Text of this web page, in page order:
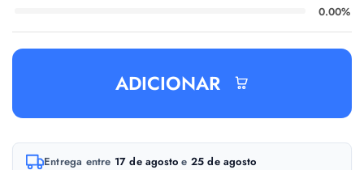
0.00%
ADICIONAR
A
Entrega entre 17 de agosto e 25 de agosto